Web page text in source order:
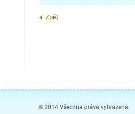
Zpět
© 2014 Všechna práva vyhrazena.